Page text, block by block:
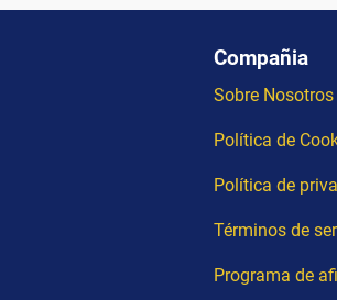
Compañia
Sobre Nosotros
Política de
Política de
Términos de
Programa de